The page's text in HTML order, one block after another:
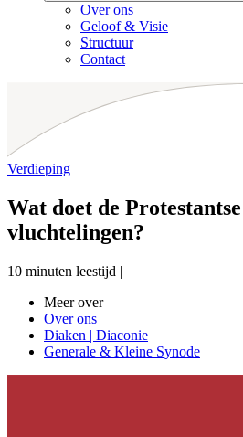
Over ons
Geloof & Visie
Structuur
Contact
Verdieping
Wat doet de
vluchtelingen?
10 minuten leestijd |
Meer over
Over ons
Diaken | Diaconie
Generale & Kleine Synode